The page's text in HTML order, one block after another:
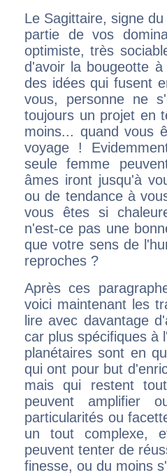
Le Sagittaire, signe
partie de vos
optimiste, très
d'avoir la bougeotte
des idées qui fusent
vous, personne ne
toujours un projet en
moins... quand vous
voyage !
seule femme
âmes iront jusqu'à
ou de tendance à
vous êtes si
n'est-ce pas une
que votre sens de
reproches ?
Après ces
voici maintenant les
lire avec davantage
car plus spécifiques à
planétaires sont en
qui ont pour but
mais qui restent
peuvent amplifier
particularités ou
un tout complexe,
peuvent tenter de
finesse, ou du moins